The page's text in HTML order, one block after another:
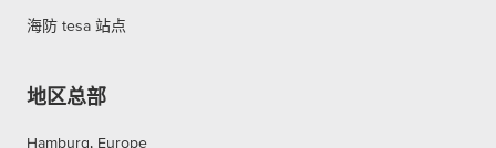
海防 tesa 站点
地区总部
Hamburg, Europe